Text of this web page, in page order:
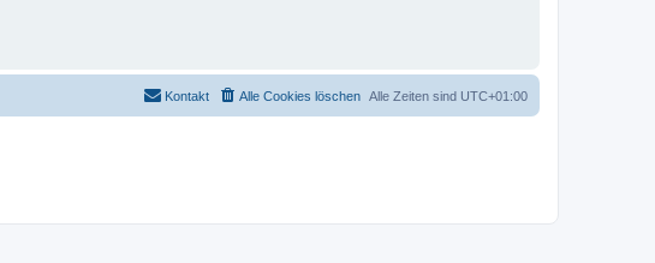
Alle Zeiten sind UTC+01:00
Alle Cookies löschen
Kontakt